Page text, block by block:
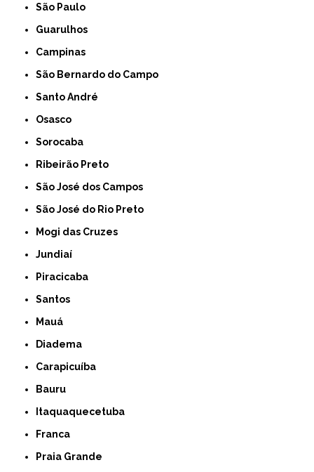
São Paulo
Guarulhos
Campinas
São Bernardo do Campo
Santo André
Osasco
Sorocaba
Ribeirão Preto
São José dos Campos
São José do Rio Preto
Mogi das Cruzes
Jundiaí
Piracicaba
Santos
Mauá
Diadema
Carapicuíba
Bauru
Itaquaquecetuba
Franca
Praia Grande